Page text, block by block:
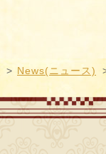
News(ニュース)